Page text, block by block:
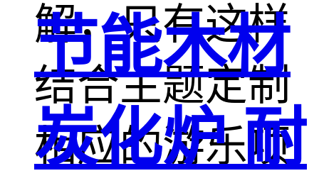
解，只有这样
结合主题定制
相应的游乐项
节能木材
炭化炉 耐